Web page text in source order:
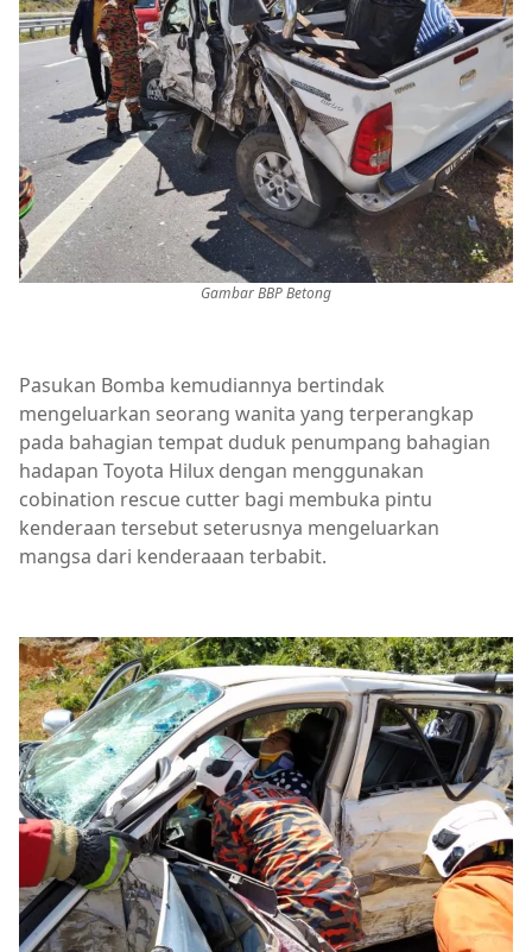
Gambar BBP Betong
Pasukan Bomba kemudiannya bertindak
mengeluarkan seorang wanita yang terperangkap
pada bahagian tempat duduk penumpang bahagian
hadapan Toyota Hilux dengan menggunakan
cobination rescue cutter bagi membuka pintu
kenderaan tersebut seterusnya mengeluarkan
mangsa dari kenderaaan terbabit.